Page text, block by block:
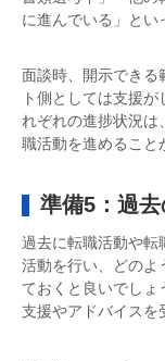
に進んでいる」とい
面談時、開示できる
ト側としては支援
れぞれの進捗状況
職活動を進めること
準備5：過
過去に転職活動や転
活動を行い、どのよ
ておくと良いでしょ
支援やアドバイスを